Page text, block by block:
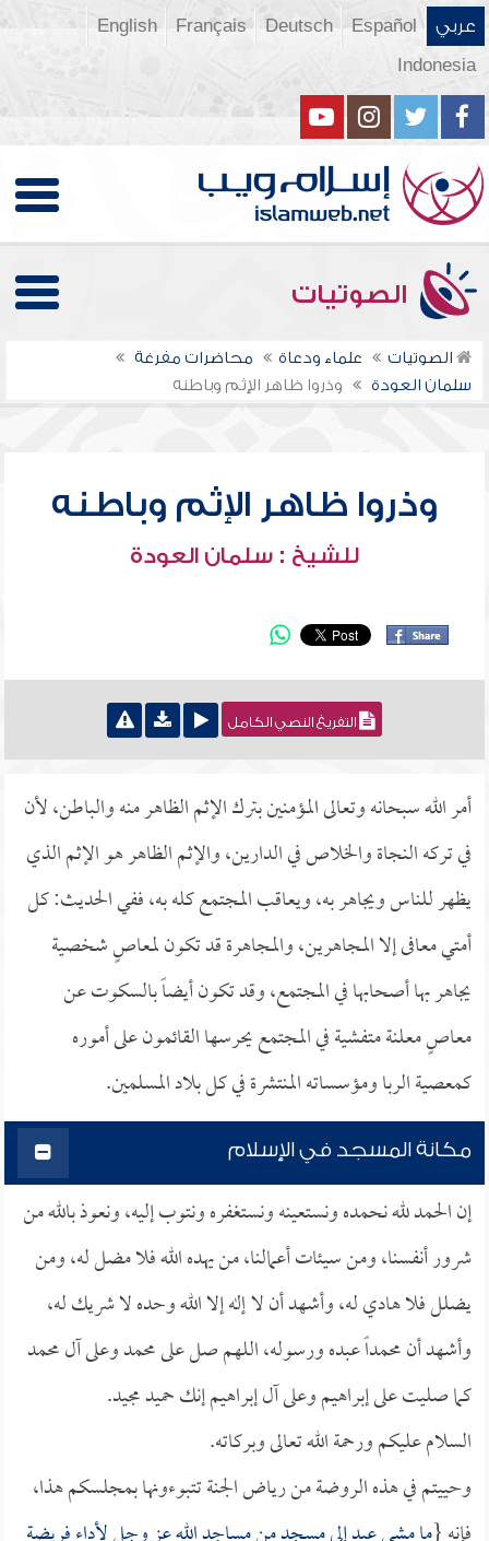
عربي Español
Deutsch
Français
English
Indonesia
الصوتيات
الصوتيات علماء ودعاة
محاضرات مفرغة
سلمان العودة
وذروا ظاهر الإثم وباطنه
وذروا ظاهر الإثم وباطنه
للشيخ : سلمان العودة
التفريغ النصي الكامل
أمر الله سبحانه وتعالى المؤمنين بترك الإثم الظاهر منه والباطن، لأن
في تركه النجاة والخلاص في الدارين، والإثم الظاهر هو الإثم الذي
يظهر للناس ويجاهر به، ويعاقب المجتمع كله به، ففي الحديث: كل
أمتي معافى إلا المجاهرين، والمجاهرة قد تكون لمعاصٍ شخصية
يجاهر بها أصحابها في المجتمع، وقد تكون أيضاً بالسكوت عن
معاصٍ معلنة متفشية في المجتمع يحرسها القائمون على أموره
كمعصية الربا ومؤسساته المنتشرة في كل بلاد المسلمين.
مكانة المسجد في الإسلام
إن الحمد لله نحمده ونستعينه ونستغفره ونتوب إليه، ونعوذ بالله من
شرور أنفسنا، ومن سيئات أعمالنا، من يهده الله فلا مضل له، ومن
يضلل فلا هادي له، وأشهد أن لا إله إلا الله وحده لا شريك له،
وأشهد أن محمداً عبده ورسوله، اللهم صل على محمد وعلى آل محمد
كما صليت على إبراهيم وعلى آل إبراهيم إنك حميد مجيد.
السلام عليكم ورحمة الله تعالى وبركاته.
وحييتم في هذه الروضة من رياض الجنة تتبوءونها بمجلسكم هذا،